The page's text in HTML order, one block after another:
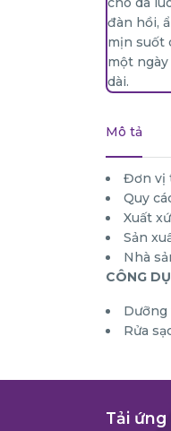
Mô tả
Đơn vị
Quy
Xuất
Sản
Nhà
CÔNG
Rửa
Tải ứng